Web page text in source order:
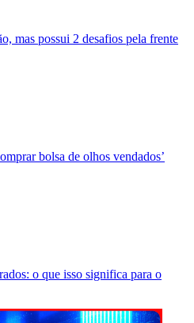
mas possui 2 desafios pela frente
bolsa de olhos vendados’
o que isso significa para o